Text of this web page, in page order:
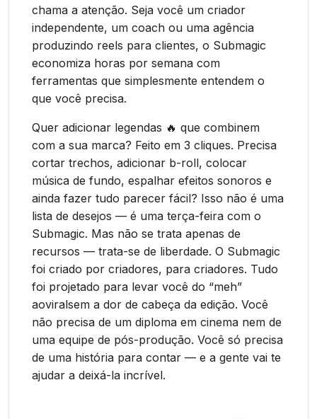
chama a atenção. Seja você um criador
independente, um coach ou uma agência
produzindo reels para clientes, o Submagic
economiza horas por semana com
ferramentas que simplesmente entendem o
que você precisa.
Quer adicionar legendas 🔥 que combinem
com a sua marca? Feito em 3 cliques. Precisa
cortar trechos, adicionar b-roll, colocar
música de fundo, espalhar efeitos sonoros e
ainda fazer tudo parecer fácil? Isso não é uma
lista de desejos — é uma terça-feira com o
Submagic. Mas não se trata apenas de
recursos — trata-se de liberdade. O Submagic
foi criado por criadores, para criadores. Tudo
foi projetado para levar você do “meh”
aoviralsem a dor de cabeça da edição. Você
não precisa de um diploma em cinema nem de
uma equipe de pós-produção. Você só precisa
de uma história para contar — e a gente vai te
ajudar a deixá-la incrível.